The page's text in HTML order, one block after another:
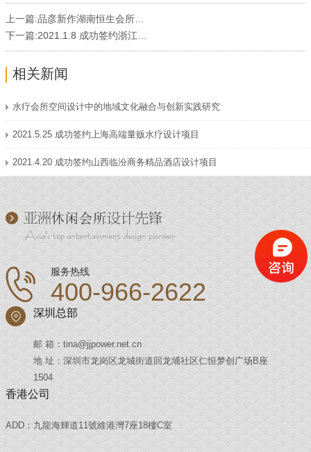
上一篇:品彦新作湖南恒生会所于7月隆重开业
下一篇:2021.1.8 成功签约浙江杭州精品酒店设计项目
相关新闻
水疗会所空间设计中的地域文化融合与创新实践研究
2021.5.25 成功签约上海高端量贩水疗设计项目
2021.4.20 成功签约山西临汾商务精品酒店设计项目
服务热线
400-966-2622
深圳总部
邮 箱：tina@jjpower.net.cn
地 址：深圳市龙岗区龙城街道回龙埔社区仁恒梦创广场B座
1504
香港公司
ADD：九龍海輝道11號維港灣7座18樓C室